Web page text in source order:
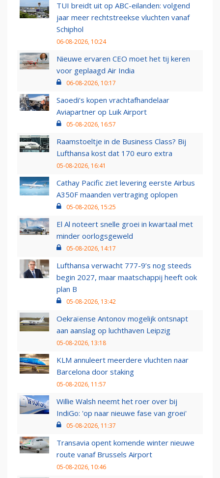
TUI breidt uit op ABC-eilanden: volgend
jaar meer rechtstreekse vluchten vanaf
Schiphol
06-08-2026, 10:24
Nieuwe ervaren CEO moet het tij keren
voor geplaagd Air India
06-08-2026, 10:17
Saoedi’s kopen vrachtafhandelaar
Aviapartner op Luik Airport
05-08-2026, 16:57
Raamstoeltje in de Business Class? Bij
Lufthansa kost dat 170 euro extra
05-08-2026, 16:41
Cathay Pacific ziet levering eerste Airbus
A350F maanden vertraging oplopen
05-08-2026, 15:25
El Al noteert snelle groei in kwartaal met
minder oorlogsgeweld
05-08-2026, 14:17
Lufthansa verwacht 777-9’s nog steeds
begin 2027, maar maatschappij heeft ook
plan B
05-08-2026, 13:42
Oekraïense Antonov mogelijk ontsnapt
aan aanslag op luchthaven Leipzig
05-08-2026, 13:18
KLM annuleert meerdere vluchten naar
Barcelona door staking
05-08-2026, 11:57
Willie Walsh neemt het roer over bij
IndiGo: 'op naar nieuwe fase van groei'
05-08-2026, 11:37
Transavia opent komende winter nieuwe
route vanaf Brussels Airport
05-08-2026, 10:46